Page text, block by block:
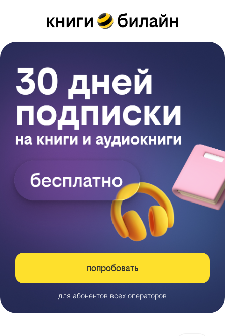
попробовать
для абонентов всех операторов